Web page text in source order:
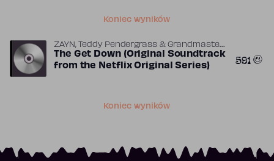
Koniec wyników
ZAYN, Teddy Pendergrass & Grandmaster
Flash
The Get Down (Original Soundtrack
from the Netflix Original Series)
591
Koniec wyników